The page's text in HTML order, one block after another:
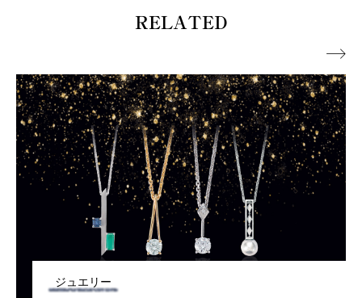
RELATED
ジュエリー
